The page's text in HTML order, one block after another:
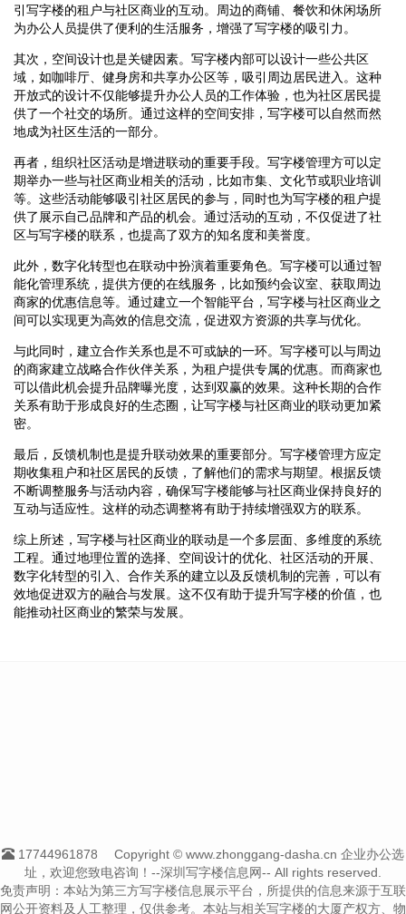
引写字楼的租户与社区商业的互动。周边的商铺、餐饮和休闲场所
为办公人员提供了便利的生活服务，增强了写字楼的吸引力。
其次，空间设计也是关键因素。写字楼内部可以设计一些公共区
域，如咖啡厅、健身房和共享办公区等，吸引周边居民进入。这种
开放式的设计不仅能够提升办公人员的工作体验，也为社区居民提
供了一个社交的场所。通过这样的空间安排，写字楼可以自然而然
地成为社区生活的一部分。
再者，组织社区活动是增进联动的重要手段。写字楼管理方可以定
期举办一些与社区商业相关的活动，比如市集、文化节或职业培训
等。这些活动能够吸引社区居民的参与，同时也为写字楼的租户提
供了展示自己品牌和产品的机会。通过活动的互动，不仅促进了社
区与写字楼的联系，也提高了双方的知名度和美誉度。
此外，数字化转型也在联动中扮演着重要角色。写字楼可以通过智
能化管理系统，提供方便的在线服务，比如预约会议室、获取周边
商家的优惠信息等。通过建立一个智能平台，写字楼与社区商业之
间可以实现更为高效的信息交流，促进双方资源的共享与优化。
与此同时，建立合作关系也是不可或缺的一环。写字楼可以与周边
的商家建立战略合作伙伴关系，为租户提供专属的优惠。而商家也
可以借此机会提升品牌曝光度，达到双赢的效果。这种长期的合作
关系有助于形成良好的生态圈，让写字楼与社区商业的联动更加紧
密。
最后，反馈机制也是提升联动效果的重要部分。写字楼管理方应定
期收集租户和社区居民的反馈，了解他们的需求与期望。根据反馈
不断调整服务与活动内容，确保写字楼能够与社区商业保持良好的
互动与适应性。这样的动态调整将有助于持续增强双方的联系。
综上所述，写字楼与社区商业的联动是一个多层面、多维度的系统
工程。通过地理位置的选择、空间设计的优化、社区活动的开展、
数字化转型的引入、合作关系的建立以及反馈机制的完善，可以有
效地促进双方的融合与发展。这不仅有助于提升写字楼的价值，也
能推动社区商业的繁荣与发展。
17744961878
Copyright © www.zhonggang-dasha.cn 企业办公选
址，欢迎您致电咨询！--深圳写字楼信息网-- All rights reserved.
免责声明：本站为第三方写字楼信息展示平台，所提供的信息来源于互联
网公开资料及人工整理，仅供参考。本站与相关写字楼的大厦产权方、物